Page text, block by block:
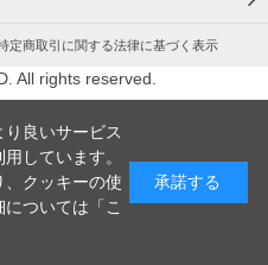
定商取引に関する法律に基づく表示
All rights reserved.
良いサービス
しています。
クッキーの使
ついては「 こ
承諾する